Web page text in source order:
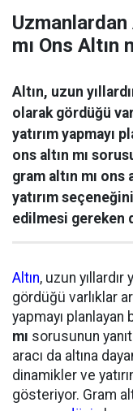
Uzmanlardan
mı Ons Altın
Altın, uzun
olarak gördüğü
yatırım yapmayı
ons altın mı
gram altın mı ons
yatırım
edilmesi gereken
Altın, uzun yıllardır
gördüğü varlıklar
yapmayı planlayan
mı sorusunun
aracı da altına
dinamikler ve
gösteriyor. Gram